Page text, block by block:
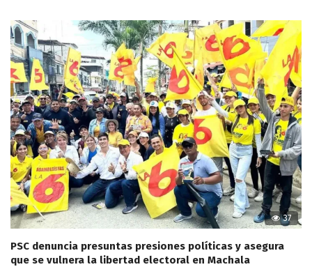
37
PSC denuncia presuntas presiones políticas y asegura
que se vulnera la libertad electoral en Machala